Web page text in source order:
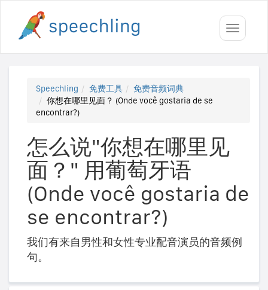
Toggle
Speechling 免费工具
免费音频词典
你想在哪里见面？ (Onde você gostaria de se
encontrar?)
怎么说"你想在哪里见
面？" 用葡萄牙语
(Onde você gostaria de
se encontrar?)
我们有来自男性和女性专业配音演员的音频例
句。